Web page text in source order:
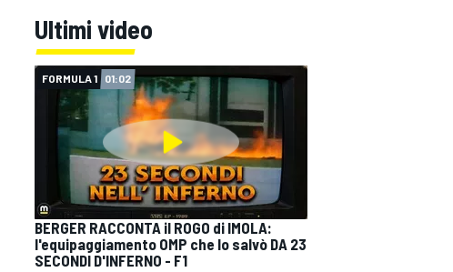
Ultimi video
FORMULA 1 01:02
BERGER RACCONTA il ROGO di IMOLA:
l'equipaggiamento OMP che lo salvò DA 23
SECONDI D'INFERNO - F1